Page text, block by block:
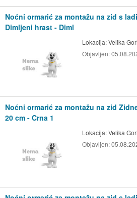
Noćni ormarić za montažu na zid s
Dimljeni hrast - Diml
Lokacija:Velika
Objavljen:
Noćni ormarić za montažu na zid
20 cm - Crna 1
Lokacija:Velika
Objavljen: